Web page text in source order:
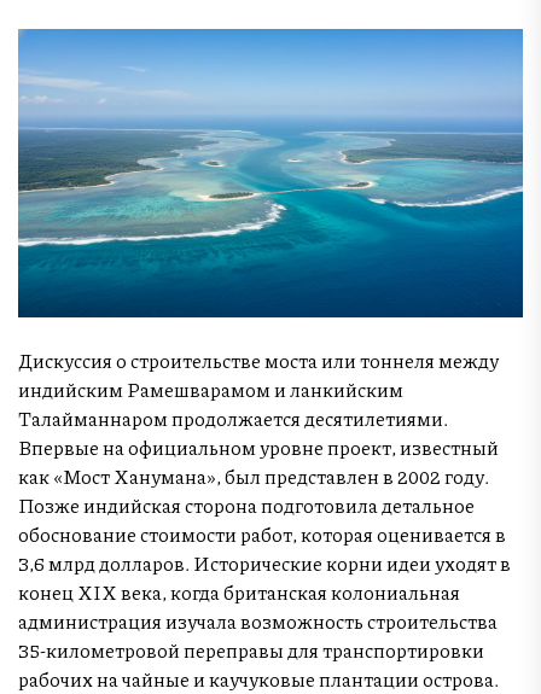
Дискуссия о строительстве моста или тоннеля между
индийским Рамешварамом и ланкийским
Талайманнаром продолжается десятилетиями.
Впервые на официальном уровне проект, известный
как «Мост Ханумана», был представлен в 2002 году.
Позже индийская сторона подготовила детальное
обоснование стоимости работ, которая оценивается в
3,6 млрд долларов. Исторические корни идеи уходят в
конец XIX века, когда британская колониальная
администрация изучала возможность строительства
35-километровой переправы для транспортировки
рабочих на чайные и каучуковые плантации острова.